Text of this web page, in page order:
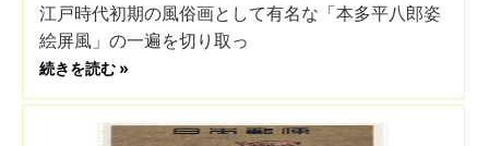
江戸時代初期の風俗画として有名な「本多平八郎姿
絵屏風」の一遍を切り取っ
続きを読む »